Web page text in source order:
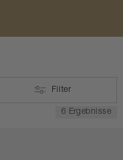
Filter
6 Ergebnisse